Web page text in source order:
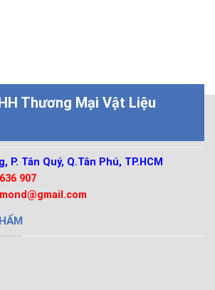
Thương Mại Vật Liệu
P. Tân Quý, Q.Tân Phú, TP.HCM
907